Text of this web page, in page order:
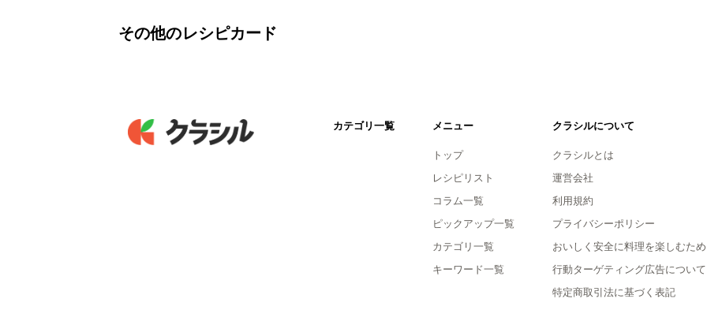
その他のレシピカード
カテゴリ一覧 メニュー
トップ
レシピリスト
コラム一覧
ピックアップ一覧
カテゴリ一覧
キーワード一覧
クラシルについて
クラシルとは
運営会社
利用規約
プライバシーポリシー
おいしく安全に料理を楽しむため
行動ターゲティング広告について
特定商取引法に基づく表記